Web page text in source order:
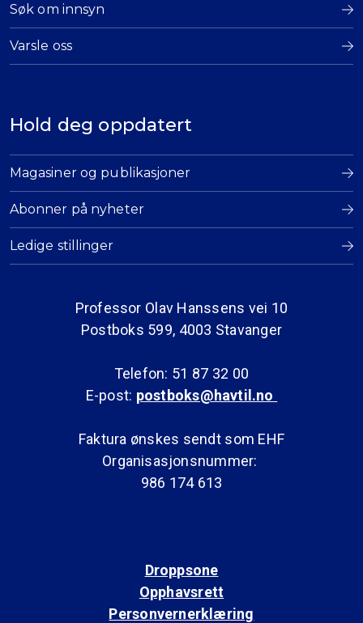
Søk om innsyn
Varsle oss
Hold deg oppdatert
Magasiner og publikasjoner
Abonner på nyheter
Ledige stillinger
Professor Olav Hanssens vei 10
Postboks 599, 4003 Stavanger
Telefon: 51 87 32 00
E-post: postboks@havtil.no
Faktura ønskes sendt som EHF
Organisasjonsnummer:
986 174 613
Droppsone
Opphavsrett
Personvernerklæring